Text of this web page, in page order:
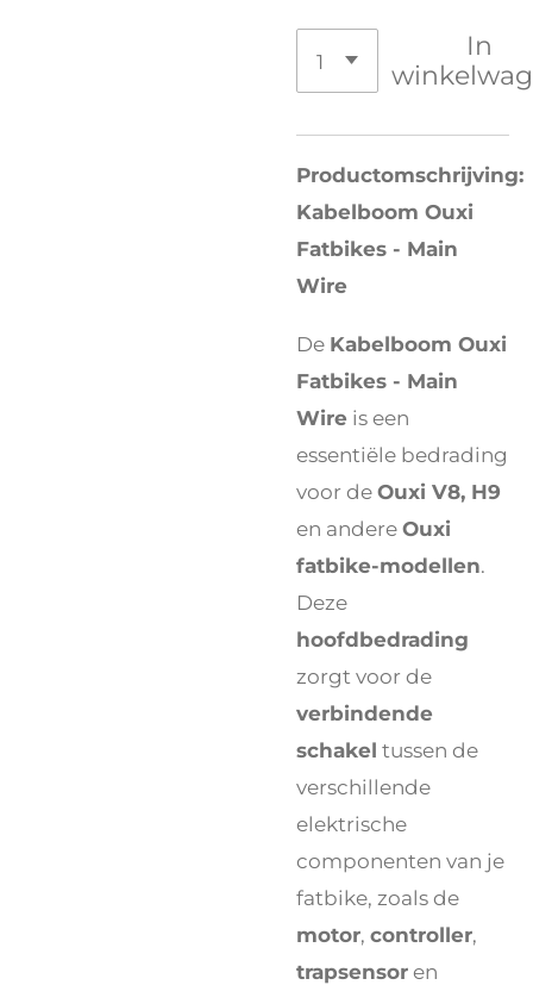
In
Productomschrijving:
Kabelboom Ouxi
Fatbikes - Main
Wire
De Kabelboom Ouxi
Fatbikes - Main
Wire is een
essentiële bedrading
voor deOuxi V8, H9
en andereOuxi
fatbike-modellen.
Deze
hoofdbedrading
zorgt voor de
verbindende
schakel tussen de
verschillende
elektrische
componenten van je
fatbike, zoals de
motor, controller,
trapsensoren